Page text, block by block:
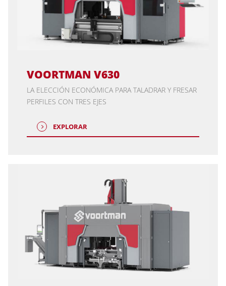
VOORTMAN V630
LA ELECCIÓN ECONÓMICA PARA TALADRAR Y FRESAR
PERFILES CON TRES EJES
EXPLORAR